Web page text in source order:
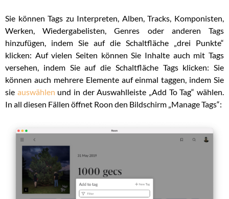
Sie können Tags zu Interpreten, Alben, Tracks, Komponisten,
Werken, Wiedergabelisten, Genres oder anderen Tags
hinzufügen, indem Sie auf die Schaltfläche „drei Punkte“
klicken: Auf vielen Seiten können Sie Inhalte auch mit Tags
versehen, indem Sie auf die Schaltfläche Tags klicken: Sie
können auch mehrere Elemente auf einmal taggen, indem Sie
sie auswählen und in der Auswahlleiste „Add To Tag“ wählen.
In all diesen Fällen öffnet Roon den Bildschirm „Manage Tags“: